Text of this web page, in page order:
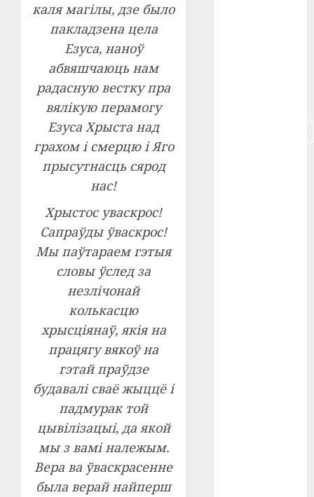
каля магілы, дзе было
пакладзена цела
Езуса, наноў
абвяшчаюць нам
радасную вестку пра
вялікую перамогу
Езуса Хрыста над
грахом і смерцю і Яго
прысутнасць сярод
нас!
Хрыстос уваскрос!
Сапраўды ўваскрос!
Мы паўтараем гэтыя
словы ўслед за
незлічонай
колькасцю
хрысціянаў, якія на
працягу вякоў на
гэтай праўдзе
будавалі сваё жыццё і
падмурак той
цывілізацыі, да якой
мы з вамі належым.
Вера ва ўваскрасенне
была верай найперш